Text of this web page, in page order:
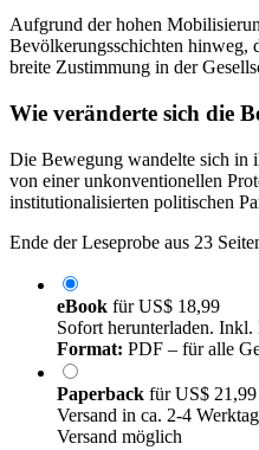
Aufgrund der hohen
Bevölkerungsschichten hinweg,
breite Zustimmung in der
Wie veränderte sich die
Die Bewegung wandelte sich in
von einer unkonventionellen
institutionalisierten politischen
Ende der Leseprobe aus 23
eBook fürUS$ 18,99
Sofort herunterladen.
Format: PDF – für alle
Paperback fürUS$ 21,99
Versand in ca. 2-4
Versand möglich